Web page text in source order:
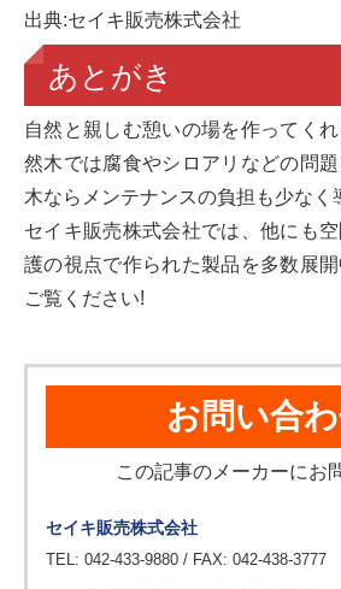
出典:セイキ販売株式会社
あとがき
自然と親しむ憩いの場を作ってく
然木では腐食やシロアリなどの問
木ならメンテナンスの負担も少なく
セイキ販売株式会社では、他にも
護の視点で作られた製品を多数展
ご覧ください!
お問い合
この記事のメーカーにお
セイキ販売株式会社
TEL: 042-433-9880 / FAX: 042-438-3777